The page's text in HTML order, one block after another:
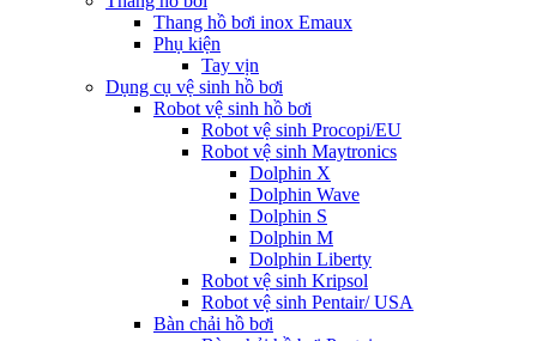
Thang hồ bơi inox Emaux
Phụ kiện
Tay vịn
Dụng cụ vệ sinh hồ bơi
Robot vệ sinh hồ bơi
Robot vệ sinh Procopi/EU
Robot vệ sinh Maytronics
Dolphin X
Dolphin Wave
Dolphin S
Dolphin M
Dolphin Liberty
Robot vệ sinh Kripsol
Robot vệ sinh Pentair/ USA
Bàn chải hồ bơi